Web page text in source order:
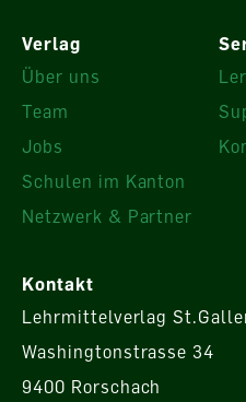
Verlag
Über uns
Team
Jobs
Schulen im Kanton
Netzwerk & Partner
Kontakt
Lehrmittelverlag
Washingtonstrasse 34
9400 Rorschach